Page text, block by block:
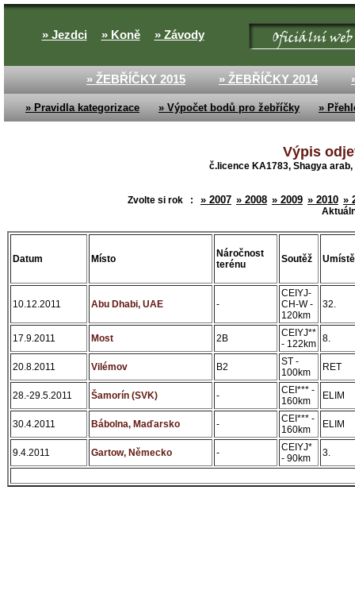
» Jezdci » Koně » Závody
» ŽEBŘÍČKY 2015 » ŽEBŘÍČKY 2014
» Pravidla kategorizace » Výpočet bodů pro žebříčky »
Výpis
č.licence KA1783, Shagya
Zvolte si rok : » 2007 » 2008 » 2009 » 2010 »
Datum Místo
Náročnost
terénu
Soutěž
10.12.2011 Abu Dhabi, UAE -
CEIYJ-
CH-W -
120km
32.
17.9.2011 Most 2B
CEIYJ**
- 122km 8.
20.8.2011 Vilémov B2
ST -
100km
RET
28.-29.5.2011 Šamorín (SVK) -
CEI*** -
160km
ELIM
30.4.2011 Bábolna, Maďarsko -
CEI*** -
160km
ELIM
9.4.2011 Gartow, Německo -
CEIYJ*
- 90km
3.